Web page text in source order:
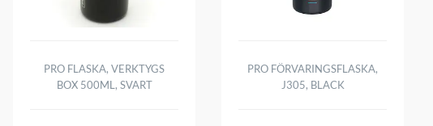
PRO FLASKA, VERKTYGS
BOX 500ML, SVART
PRO FÖRVARINGSFLASKA,
J305, BLACK